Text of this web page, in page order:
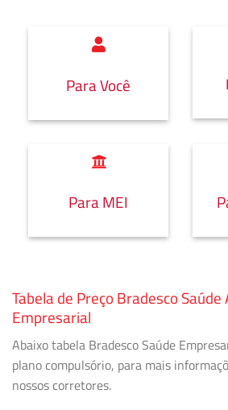
Para Você
Para MEI
Tabela de Preço Bradesco
Empresarial
Abaixo tabela Bradesco Saúde
plano compulsório, para mais
nossos corretores.